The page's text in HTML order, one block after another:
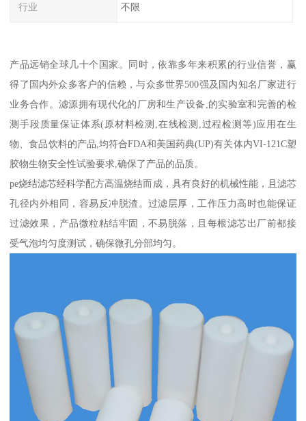
行业 不限
产品远销全球几十个国家。同时，依靠多年来积累的行业信誉，赢
得了国内外众多客户的信赖，与众多世界500强及国内知名厂家进行
业务合作。滤源拥有现代化的厂房和生产设备,的实验室和完善的检
测手段质量保证体系(原材料检测,在线检测,过程检测等)应用在生
物、食品饮料的产品,均符合FDA和美国药典(UP)有关体内VI-121C塑
胶物生物安全性试验要求,确保了产品的品质。
pe烧结滤芯经科学配方高温烧结而成，具有良好的机械性能，且滤芯
孔径内外相同，容易反冲脱渣。过滤层厚，工作压力高时也能保证
过滤效果，产品微粒粘结牢固，不易脱落，且每根滤芯出厂前都接
受气泡均匀度测试，确保微孔分部均匀。